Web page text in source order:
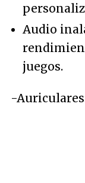
Audio
juegos.
-